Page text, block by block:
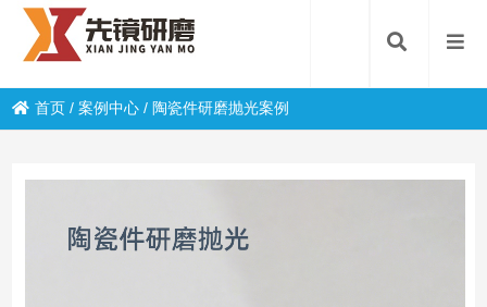
首页 /案例中心 / 陶瓷件研磨抛光案例